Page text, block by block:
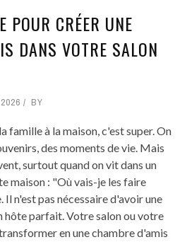
POUR CRÉER UNE
DANS VOTRE SALON
BY
famille à la maison, c'est super. On
des moments de vie. Mais
surtout quand on vit dans un
maison : "Où vais-je les faire
Il n'est pas nécessaire d'avoir une
hôte parfait. Votre salon ou votre
en une chambre d'amis